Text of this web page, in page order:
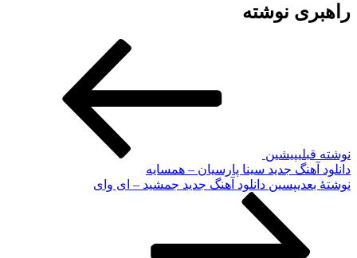
راهبری نوشته
نوشته قبلیپیشین
دانلود آهنگ جدید سینا پارسیان – همسایه
نوشته‌ٔ بعدیپسین دانلود آهنگ جدید جمشید – ای وای